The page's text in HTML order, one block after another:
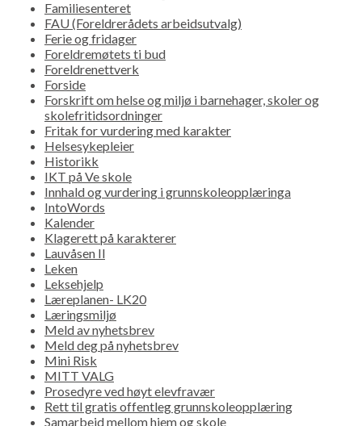
Familiesenteret
FAU (Foreldrerådets arbeidsutvalg)
Ferie og fridager
Foreldremøtets ti bud
Foreldrenettverk
Forside
Forskrift om helse og miljø i barnehager, skoler og
skolefritidsordninger
Fritak for vurdering med karakter
Helsesykepleier
Historikk
IKT på Ve skole
Innhald og vurdering i grunnskoleopplæringa
IntoWords
Kalender
Klagerett på karakterer
Lauvåsen Il
Leken
Leksehjelp
Læreplanen- LK20
Læringsmiljø
Meld av nyhetsbrev
Meld deg på nyhetsbrev
Mini Risk
MITT VALG
Prosedyre ved høyt elevfravær
Rett til gratis offentleg grunnskoleopplæring
Samarbeid mellom hjem og skole